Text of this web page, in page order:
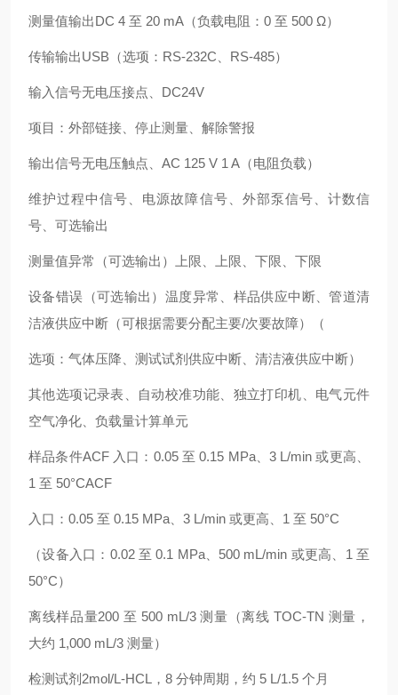
测量值输出DC 4 至 20 mA（负载电阻：0 至 500 Ω）
传输输出USB（选项：RS-232C、RS-485）
输入信号无电压接点、DC24V
项目：外部链接、停止测量、解除警报
输出信号无电压触点、AC 125 V 1 A（电阻负载）
维护过程中信号、电源故障信号、外部泵信号、计数信
号、可选输出
测量值异常（可选输出）上限、上限、下限、下限
设备错误（可选输出）温度异常、样品供应中断、管道清
洁液供应中断（可根据需要分配主要/次要故障）（
选项：气体压降、测试试剂供应中断、清洁液供应中断）
其他选项记录表、自动校准功能、独立打印机、电气元件
空气净化、负载量计算单元
样品条件ACF 入口：0.05 至 0.15 MPa、3 L/min 或更高、
1 至 50°CACF
入口：0.05 至 0.15 MPa、3 L/min 或更高、1 至 50°C
（设备入口：0.02 至 0.1 MPa、500 mL/min 或更高、1 至
50°C）
离线样品量200 至 500 mL/3 测量（离线 TOC-TN 测量，
大约 1,000 mL/3 测量）
检测试剂2mol/L-HCL，8 分钟周期，约 5 L/1.5 个月